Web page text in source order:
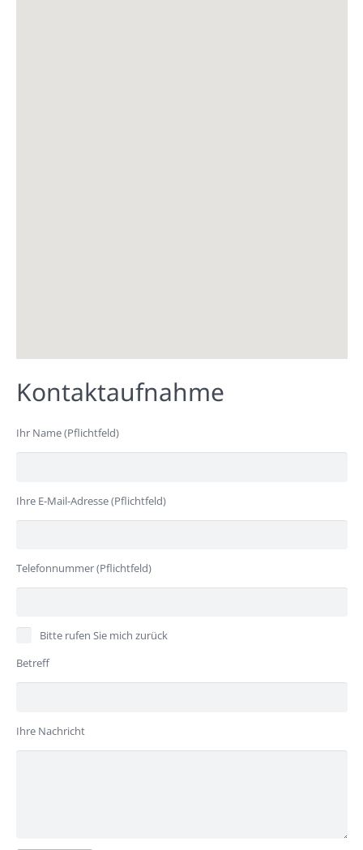
Kontaktaufnahme
Ihr Name (Pflichtfeld)
Ihre E-Mail-Adresse (Pflichtfeld)
Telefonnummer (Pflichtfeld)
Bitte rufen Sie mich zurück
Betreff
Ihre Nachricht